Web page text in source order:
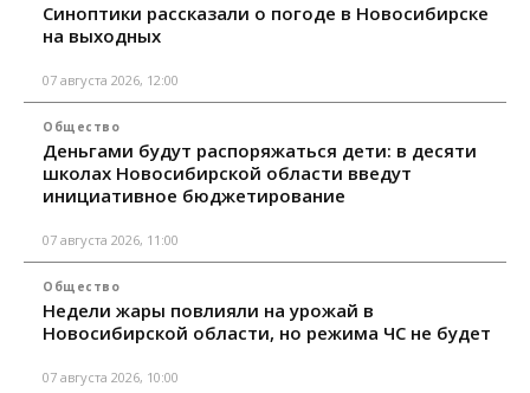
Синоптики рассказали о погоде в Новосибирске
на выходных
07 августа 2026, 12:00
Общество
Деньгами будут распоряжаться дети: в десяти
школах Новосибирской области введут
инициативное бюджетирование
07 августа 2026, 11:00
Общество
Недели жары повлияли на урожай в
Новосибирской области, но режима ЧС не будет
07 августа 2026, 10:00